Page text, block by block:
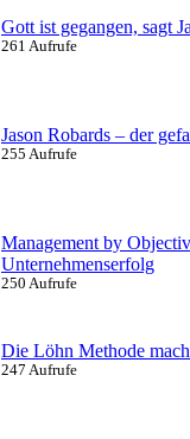
Gott ist gegangen, sagt
261 Aufrufe
Jason Robards – der
255 Aufrufe
Management by
Unternehmenserfolg
250 Aufrufe
Die Löhn Methode
247 Aufrufe